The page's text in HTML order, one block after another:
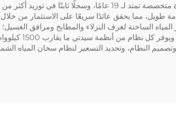
طويل، مما يحقق عائدًا سريعًا على الاستثمار من
الساخنة لغرف النزلاء والمطابخ ومرافق
في عمليات التنظيف
مفصلة، وتصميم النظام، وتحديد التسعير لنظام سخان